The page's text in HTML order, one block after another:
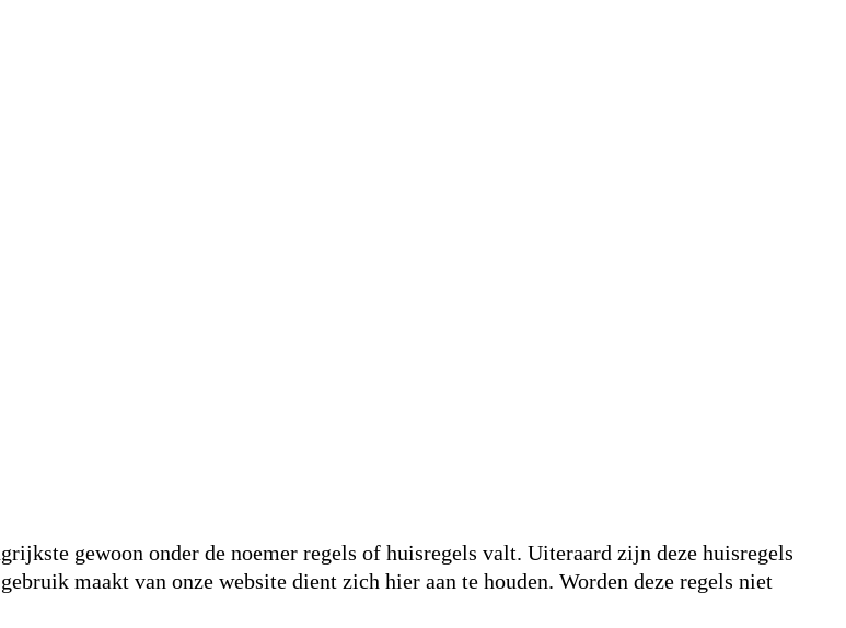
gewoon onder de noemer regels of huisregels valt. Uiteraard zijn deze huisregels
maakt van onze website dient zich hier aan te houden. Worden deze regels niet